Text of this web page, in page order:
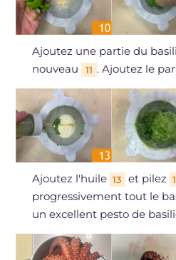
Ajoutez une partie du
nouveau
11 . Ajoutez le
Ajoutez l'huile 13 et pilez
progressivement tout le
un excellent pesto de